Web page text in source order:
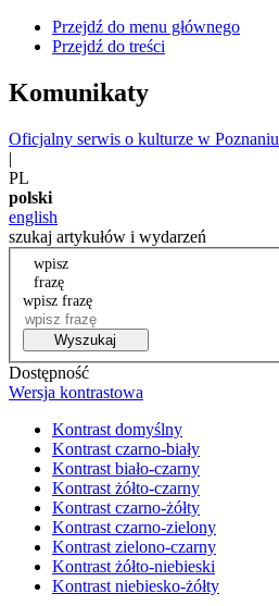
Przejdź do menu głównego
Przejdź do treści
Komunikaty
Oficjalny serwis o kulturze w Poznaniu
|
PL
polski
english
szukaj artykułów i wydarzeń
wpisz
frazę
wpisz frazę
Wyszukaj
Dostępność
Wersja kontrastowa
Kontrast domyślny
Kontrast czarno-biały
Kontrast biało-czarny
Kontrast żółto-czarny
Kontrast czarno-żółty
Kontrast czarno-zielony
Kontrast zielono-czarny
Kontrast żółto-niebieski
Kontrast niebiesko-żółty